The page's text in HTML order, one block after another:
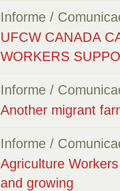
Informe /
UFCW CANADA
WORKERS
Informe /
Another migrant
Informe /
Agriculture
and growing